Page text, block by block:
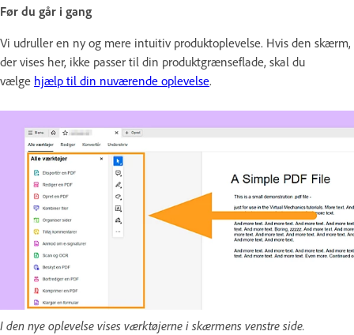
Før du går i gang
Vi udruller en ny og mere intuitiv produktoplevelse. Hvis den skærm,
der vises her, ikke passer til din produktgrænseflade, skal du
vælge hjælp til din nuværende oplevelse.
I den nye oplevelse vises værktøjerne i skærmens venstre side.